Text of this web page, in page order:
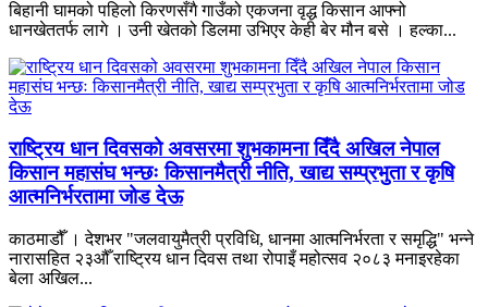
बिहानी घामको पहिलो किरणसँगै गाउँको एकजना वृद्ध किसान आफ्नो
धानखेततर्फ लागे । उनी खेतको डिलमा उभिएर केही बेर मौन बसे । हल्का...
राष्ट्रिय धान दिवसको अवसरमा शुभकामना दिँदै अखिल नेपाल
किसान महासंघ भन्छः किसानमैत्री नीति, खाद्य सम्प्रभुता र कृषि
आत्मनिर्भरतामा जोड देऊ
काठमाडौँ । देशभर "जलवायुमैत्री प्रविधि, धानमा आत्मनिर्भरता र समृद्धि" भन्ने
नारासहित २३औँ राष्ट्रिय धान दिवस तथा रोपाइँ महोत्सव २०८३ मनाइरहेका
बेला अखिल...